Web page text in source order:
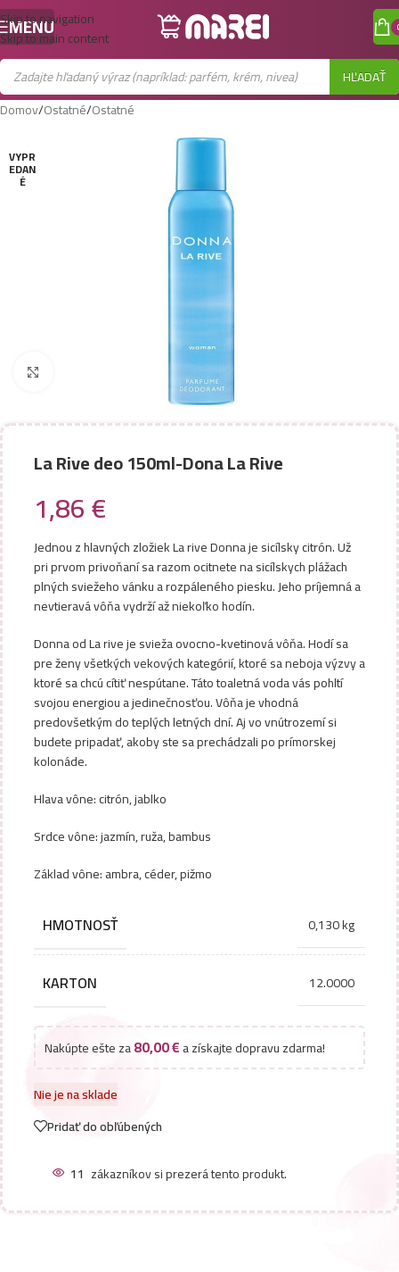
Skip to navigation
Skip to main content
MENU
HĽADAŤ
Domov/Ostatné/Ostatné
VYPR
EDAN
É
La Rive deo 150ml-Dona La Rive
1,86€
Jednou z hlavných zložiek La rive Donna je sicílsky citrón. Už
pri prvom privoňaní sa razom ocitnete na sicílskych plážach
plných sviežeho vánku a rozpáleného piesku. Jeho príjemná a
nevtieravá vôňa vydrží až niekoľko hodín.
Donna od La rive je svieža ovocno-kvetinová vôňa. Hodí sa
pre ženy všetkých vekových kategórií, ktoré sa neboja výzvy a
ktoré sa chcú cítiť nespútane. Táto toaletná voda vás pohltí
svojou energiou a jedinečnosťou. Vôňa je vhodná
predovšetkým do teplých letných dní. Aj vo vnútrozemí si
budete pripadať, akoby ste sa prechádzali po prímorskej
kolonáde.
Hlava vône: citrón, jablko
Srdce vône: jazmín, ruža, bambus
Základ vône: ambra, céder, pižmo
HMOTNOSŤ 0,130 kg
KARTON 12.0000
Nakúpte ešte za80,00€a získajte dopravu zdarma!
Nie je na sklade
Pridať do obľúbených
11 zákazníkov si prezerá tento produkt.